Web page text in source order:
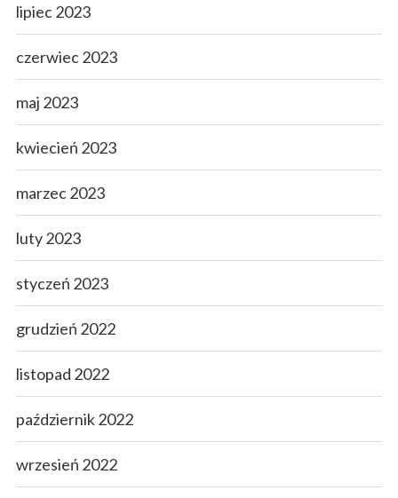
lipiec 2023
czerwiec 2023
maj 2023
kwiecień 2023
marzec 2023
luty 2023
styczeń 2023
grudzień 2022
listopad 2022
październik 2022
wrzesień 2022